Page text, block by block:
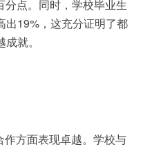
点。同时，学校毕业生
出19%，这充分证明了都
就。
方面表现卓越。学校与